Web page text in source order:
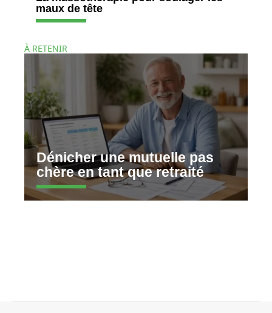
maux de tête
À RETENIR
Dénicher une mutuelle pas
chère en tant que retraité